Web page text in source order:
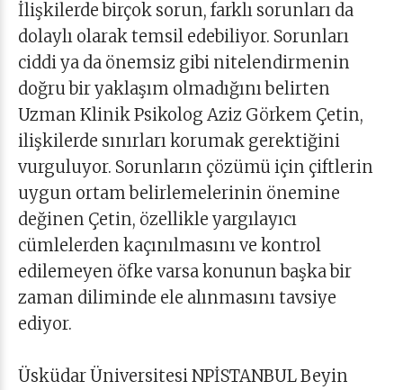
İlişkilerde birçok sorun, farklı sorunları da
dolaylı olarak temsil edebiliyor. Sorunları
ciddi ya da önemsiz gibi nitelendirmenin
doğru bir yaklaşım olmadığını belirten
Uzman Klinik Psikolog Aziz Görkem Çetin,
ilişkilerde sınırları korumak gerektiğini
vurguluyor. Sorunların çözümü için çiftlerin
uygun ortam belirlemelerinin önemine
değinen Çetin, özellikle yargılayıcı
cümlelerden kaçınılmasını ve kontrol
edilemeyen öfke varsa konunun başka bir
zaman diliminde ele alınmasını tavsiye
ediyor.
Üsküdar Üniversitesi NPİSTANBUL Beyin